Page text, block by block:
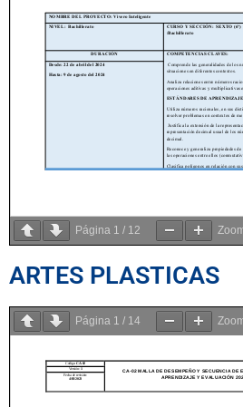
Página 1 / 12
ARTES PLASTICAS
Página 1 / 14